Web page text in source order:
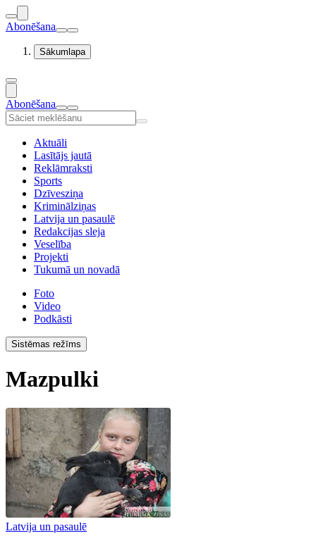
Abonēšana
Sākumlapa
Abonēšana
Aktuāli
Lasītājs jautā
Reklāmraksti
Sports
Dzīvesziņa
Kriminālziņas
Latvija un pasaulē
Redakcijas sleja
Veselība
Projekti
Tukumā un novadā
Foto
Video
Podkāsti
Sistēmas režīms
Mazpulki
Latvija un pasaulē